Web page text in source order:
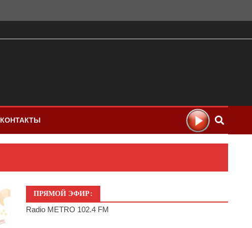
КОНТАКТЫ
ПРЯМОЙ ЭФИР:
Radio METRO 102.4 FM